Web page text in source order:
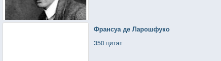
Франсуа де Ларошфуко
350 цитат